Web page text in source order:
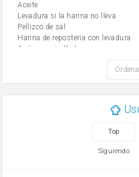
aceite
Levadura si la harina no lleva
Pellizco de sal
Harina de reposteria con levadura
Azúcar avainillado
mantequilla
Top
Siguiendo